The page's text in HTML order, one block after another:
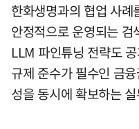
한화생명과의 협업 사
안정적으로 운영되는
LLM 파인튜닝 전략도
규제 준수가 필수인 금
성을 동시에 확보하는